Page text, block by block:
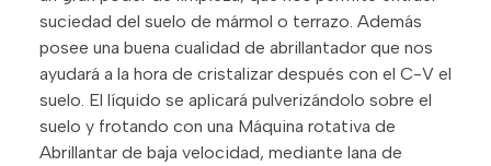
suciedad del suelo de mármol o terrazo. Además
posee una buena cualidad de abrillantador que nos
ayudará a la hora de cristalizar después con el C-V el
suelo. El líquido se aplicará pulverizándolo sobre el
suelo y frotando con una Máquina rotativa de
Abrillantar de baja velocidad, mediante lana de